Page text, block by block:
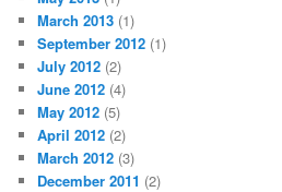
March 2013 (1)
September 2012 (1)
July 2012 (2)
June 2012 (4)
May 2012 (5)
April 2012 (2)
March 2012 (3)
December 2011 (2)